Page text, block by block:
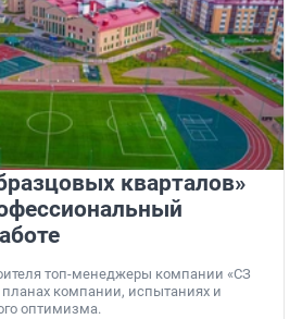
кварталов»
топ-менеджеры компании «СЗ
планах компании, испытаниях и
оптимизма.